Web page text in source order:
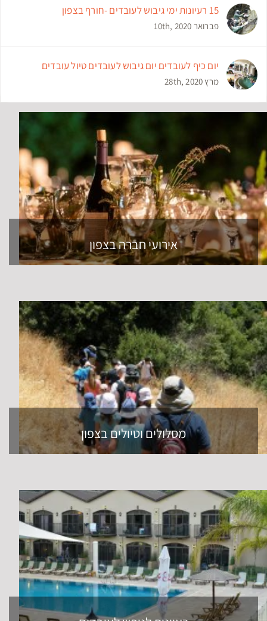
15 רעיונות ימי גיבוש לעובדים -חורף בצפון
פברואר 10th, 2020
יום כיף לעובדים יום גיבוש לעובדים טיול עובדים
מרץ 28th, 2020
אירועי חברה בצפון
מסלולים וטיולים בצפון